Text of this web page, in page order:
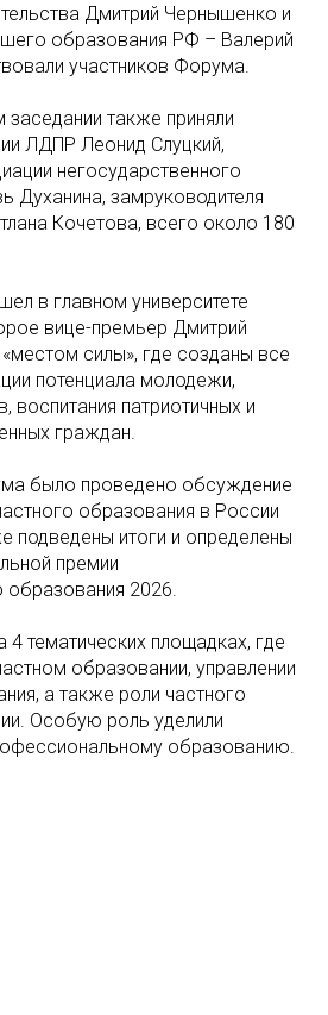
Дмитрий Чернышенко и
образования РФ – Валерий
участников Форума.
заседании также приняли
ЛДПР Леонид Слуцкий,
негосударственного
Духанина, замруководителя
Кочетова, всего около 180
в главном университете
вице-премьер Дмитрий
силы», где созданы все
потенциала молодежи,
воспитания патриотичных и
граждан.
было проведено обсуждение
образования в России
подведены итоги и определены
премии
образования 2026.
4 тематических площадках, где
образовании, управлении
а также роли частного
Особую роль уделили
образованию.